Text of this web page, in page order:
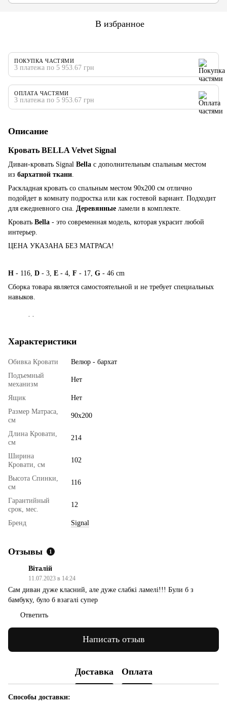
В избранное
ПОКУПКА ЧАСТЯМИ
3 платежа по 5 953.67 грн
ОПЛАТА ЧАСТЯМИ
3 платежа по 5 953.67 грн
Описание
Кровать BELLA Velvet Signal
Диван-кровать Signal Bella с дополнительным спальным местом
из бархатной ткани
Раскладная кровать со спальным местом 90х200 см отлично
подойдет в комнату подростка или как гостевой вариант. Подходит
для ежедневного сна. Деревянные ламели в комплекте.
Кровать Bella - это современная модель, которая украсит любой
интерьер.
ЦЕНА УКАЗАНА БЕЗ МАТРАСА!
H - 116, D - 3, E - 4, F - 17, G - 46 cm
Сборка товара является самостоятельной и не требует специальных
навыков.
Характеристики
Обивка Кровати
Велюр - бархат
Подъемный
механизм
Нет
Ящик
Нет
Размер Матраса,
см
90х200
Длина Кровати,
см
214
Ширина
Кровати, см
102
Высота Спинки,
см
116
Гарантийный
срок, мес.
12
Бренд Signal
Отзывы 1
Віталій
11.07.2023 в 14:24
Сам диван дуже класний, але дуже слабкі ламелі!!! Були б з
бамбуку, було б взагалі супер
Ответить
Написать отзыв
Доставка Оплата
Способы доставки: